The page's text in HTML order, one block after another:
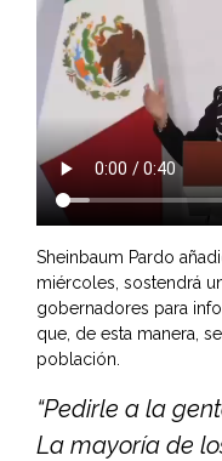
Sheinbaum Pardo
miércoles, sostendrá
gobernadores para
que, de esta manera,
población.
“Pedirle a la
La mayoría de